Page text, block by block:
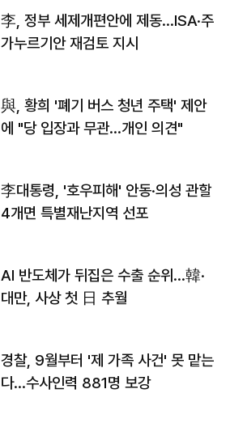
李, 정부 세제개편안에 제동…ISA·주
가누르기안 재검토 지시
與, 황희 '폐기 버스 청년 주택' 제안
에 "당 입장과 무관…개인 의견"
李대통령, '호우피해' 안동·의성 관할
4개면 특별재난지역 선포
AI 반도체가 뒤집은 수출 순위…韓·
대만, 사상 첫 日 추월
경찰, 9월부터 '제 가족 사건' 못 맡는
다…수사인력 881명 보강